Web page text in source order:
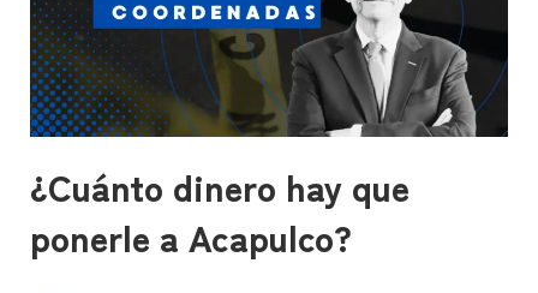
¿Cuánto dinero hay que
ponerle a Acapulco?